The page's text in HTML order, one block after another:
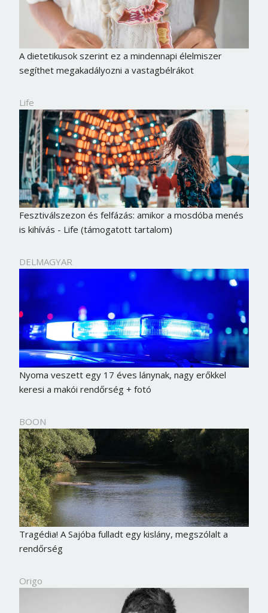
A dietetikusok szerint ez a mindennapi élelmiszer
segíthet megakadályozni a vastagbélrákot
Life
Fesztiválszezon és felfázás: amikor a mosdóba menés
is kihívás - Life (támogatott tartalom)
DELMAGYAR
Nyoma veszett egy 17 éves lánynak, nagy erőkkel
keresi a makói rendőrség + fotó
BOON
Tragédia! A Sajóba fulladt egy kislány, megszólalt a
rendőrség
Origo
Jelszó
Mégse Bejelentkezés